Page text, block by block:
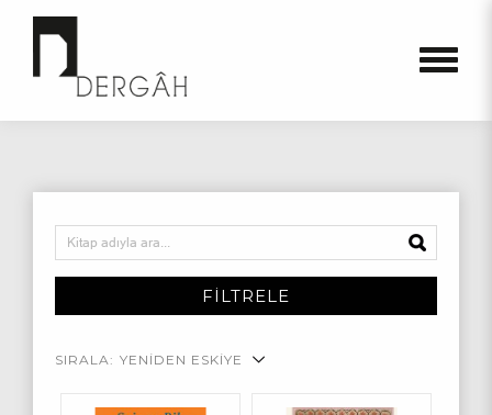
FİLTRELE
SIRALA: YENİDEN ESKİYE